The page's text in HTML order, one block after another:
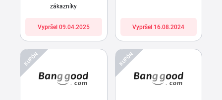
zákazníky
Vypršel 09.04.2025 Vypršel 16.08.2024
KUPÓN KUPÓN